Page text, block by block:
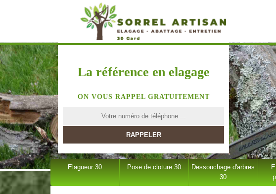
La référence en elagage
ON VOUS RAPPEL GRATUITEMENT
Elagueur 30 Pose de cloture 30
Dessouchage d'arbres
30